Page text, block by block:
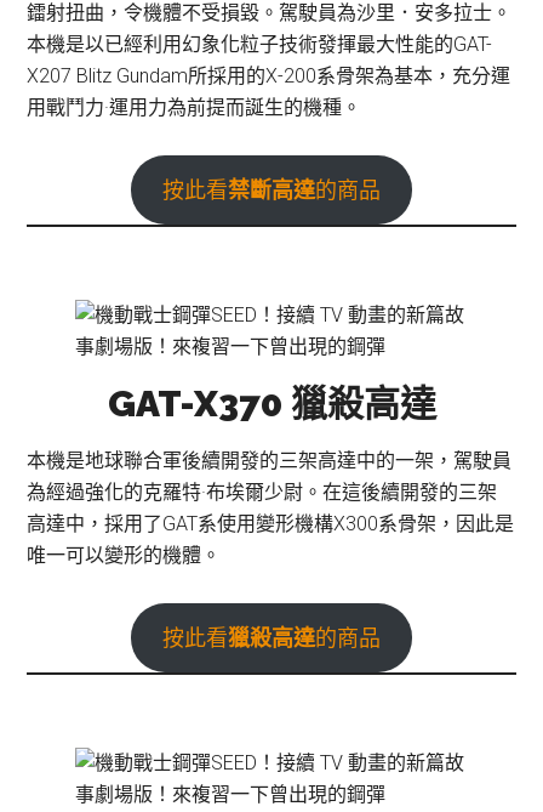
鐳射扭曲，令機體不受損毀。駕駛員為沙里．安多拉士。
本機是以已經利用幻象化粒子技術發揮最大性能的GAT-
X207 Blitz Gundam所採用的X-200系骨架為基本，充分運
用戰鬥力·運用力為前提而誕生的機種。
按此看禁斷高達的商品
GAT-X370 獵殺高達
本機是地球聯合軍後續開發的三架高達中的一架，駕駛員
為經過強化的克羅特·布埃爾少尉。在這後續開發的三架
高達中，採用了GAT系使用變形機構X300系骨架，因此是
唯一可以變形的機體。
按此看獵殺高達的商品